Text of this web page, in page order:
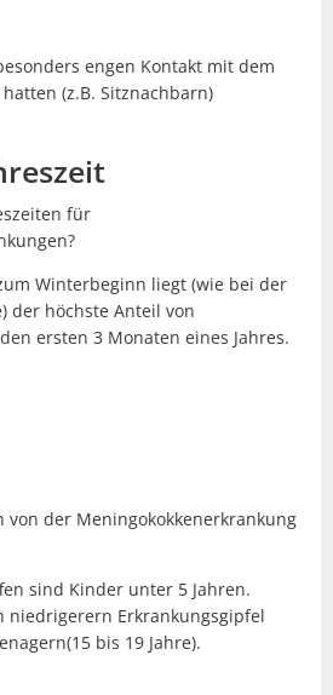
engen Kontakt mit dem
(z.B. Sitznachbarn)
für
Winterbeginn liegt (wie bei der
der höchste Anteil von
ersten 3 Monaten eines Jahres.
von der Meningokokkenerkrankung
sind Kinder unter 5 Jahren.
niedrigerern Erkrankungsgipfel
bis 19 Jahre).